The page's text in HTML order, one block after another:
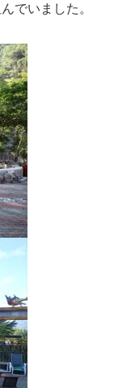
でいました。